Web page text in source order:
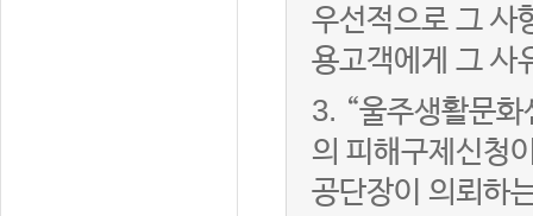
우선적으로 그 사
용고객에게 그 사
3. “울주생활문
의 피해구제신청
공단장이 의뢰하